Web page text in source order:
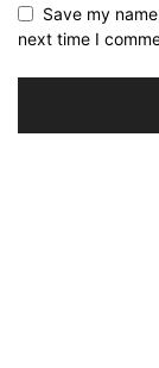
Save my
next time I